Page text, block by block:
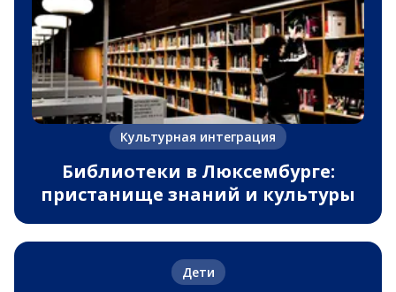
Культурная интеграция
Библиотеки в Люксембурге:
пристанище знаний и культуры
Дети